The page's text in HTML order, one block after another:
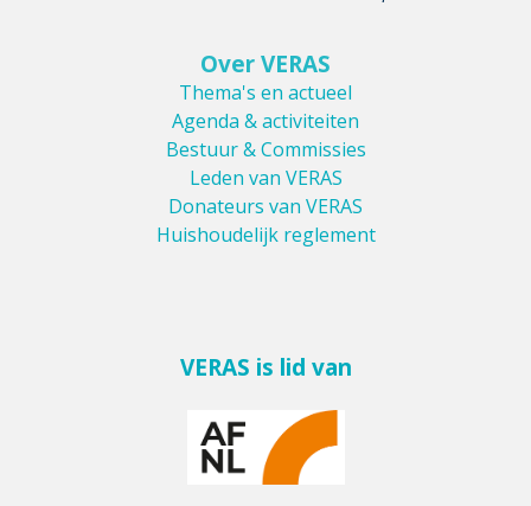
Over VERAS
Thema's en actueel
Agenda & activiteiten
Bestuur & Commissies
Leden van VERAS
Donateurs van VERAS
Huishoudelijk reglement
VERAS is lid van